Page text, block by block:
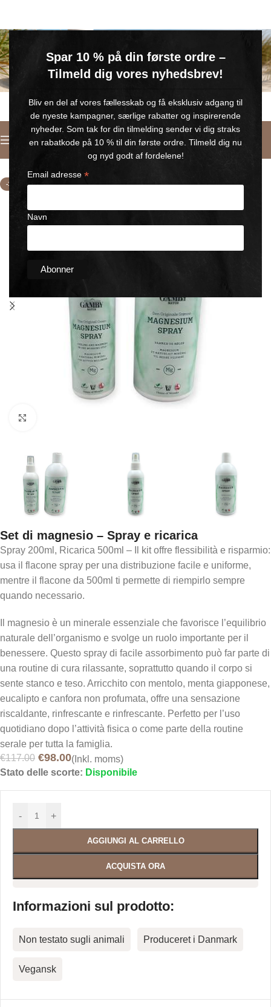
Spar 10 % på din første ordre –
Tilmeld dig vores nyhedsbrev!
Bliv en del af vores fællesskab og få eksklusiv adgang til
de nyeste kampagner, særlige rabatter og inspirerende
nyheder. Som tak for din tilmelding sender vi dig straks
en rabatkode på 10 % til din første ordre. Tilmeld dig nu
og nyd godt af fordelene!
Email adresse *
Navn
Køb for min. 600 kr.
🎁 Gælder til og med d. 9. august
Italiano
Home Magnesium
-16%
Set di magnesio – Spray e ricarica
Spray 200ml, Ricarica 500ml – Il kit offre flessibilità e risparmio:
usa il flacone spray per una distribuzione facile e uniforme,
mentre il flacone da 500ml ti permette di riempirlo sempre
quando necessario.
Il magnesio è un minerale essenziale che favorisce l’equilibrio
naturale dell’organismo e svolge un ruolo importante per il
benessere. Questo spray di facile assorbimento può far parte di
una routine di cura rilassante, soprattutto quando il corpo si
sente stanco e teso. Arricchito con mentolo, menta giapponese,
eucalipto e canfora non profumata, offre una sensazione
riscaldante, rinfrescante e rinfrescante. Perfetto per l’uso
quotidiano dopo l’attività fisica o come parte della routine
serale per tutta la famiglia.
€117.00 €98.00(Inkl. moms)
Stato delle scorte: Disponibile
- +
AGGIUNGI AL CARRELLO
ACQUISTA ORA
Informazioni sul prodotto:
Non testato sugli animali Produceret i Danmark
Vegansk